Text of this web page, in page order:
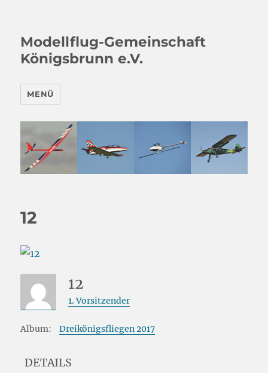
Modellflug-Gemeinschaft
Königsbrunn e.V.
MENÜ
12
12
1. Vorsitzender
Album: Dreikönigsfliegen 2017
DETAILS